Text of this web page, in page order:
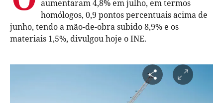
aumentaram 4,8% em julho, em termos
homólogos, 0,9 pontos percentuais acima de
junho, tendo a mão-de-obra subido 8,9% e os
materiais 1,5%, divulgou hoje o INE.